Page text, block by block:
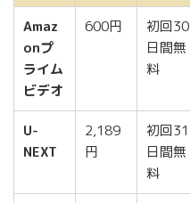
Amaz
onプ
ライム
ビデオ
600円
初回30
日間無
料
U-
NEXT
2,189
円
初回31
日間無
料